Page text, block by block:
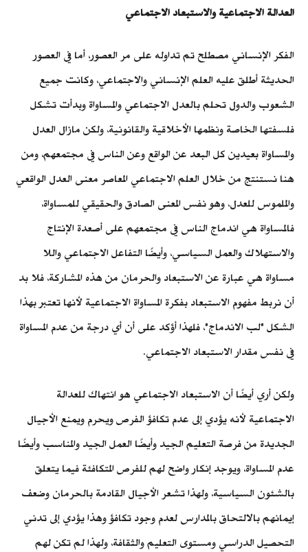
العدالة الاجتماعية والاستبعاد الاجتماعي
الفكر الإنساني مصطلح تم تداوله على مر العصور، أما في العصور
الحديثة أطلق عليه العلم الإنساني والاجتماعي، وكانت جميع
الشعوب والدول تحلم بالعدل الاجتماعي والمساواة وبدأت تشكل
فلسفتها الخاصة ونظمها الأخلاقية والقانونية، ولكن مازال العدل
والمساواة بعيدين كل البعد عن الواقع وعن الناس في مجتمعهم، ومن
هنا نستنتج من خلال العلم الاجتماعي المعاصر معنى العدل الواقعي
والملموس للعدل، وهو نفس المعنى الصادق والحقيقي للمساواة،
فالمساواة هي اندماج الناس في مجتمعهم على أصعدة الإنتاج
والاستهلاك والعمل السياسي، وأيضًا التفاعل الاجتماعي واللا
مساواة هي عبارة عن الاستبعاد والحرمان من هذه المشاركة، فلا بد
أن نربط مفهوم الاستبعاد بفكرة المساواة الاجتماعية لأنها تعتبر بهذا
الشكل "لب الاندماج"، فلهذا أؤكد على أن أي درجة من عدم المساواة
في نفس مقدار الاستبعاد الاجتماعي.
ولكن أري أيضًا أن الاستبعاد الاجتماعي هو انتهاك للعدالة
الاجتماعية لأنه يؤدي إلى عدم تكافؤ الفرص ويحرم ويمنع الأجيال
الجديدة من فرصة التعليم الجيد وأيضًا العمل الجيد والمناسب وأيضًا
عدم المساواة، ويوجد إنكار واضح لهم للفرص المتكافئة فيما يتعلق
بالشئون السياسية، ولهذا تشعر الأجيال القادمة بالحرمان وضعف
إيمانهم بالالتحاق بالمدارس لعدم وجود تكافؤ وهذا يؤدي إلى تدني
التحصيل الدراسي ومستوى التعليم والثقافة، ولهذا لم تكن لهم